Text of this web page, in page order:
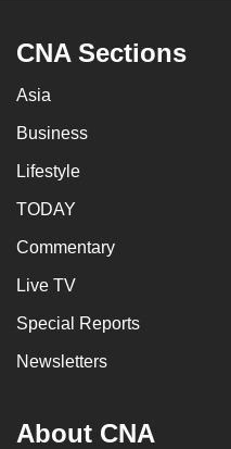
CNA Sections
Asia
Business
Lifestyle
TODAY
Commentary
Live TV
Special Reports
Newsletters
About CNA